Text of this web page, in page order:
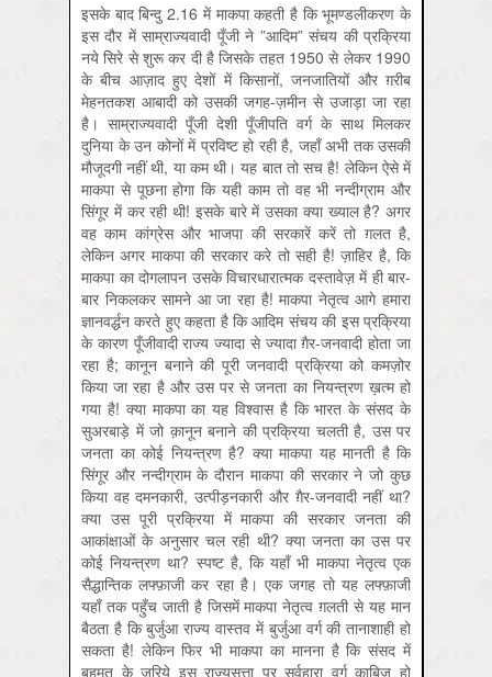
इसके बाद बिन्दु 2.16 में माकपा कहती है कि भूमण्डलीकरण के
इस दौर में साम्राज्यवादी पूँजी ने ”आदिम” संचय की प्रक्रिया
नये सिरे से शुरू कर दी है जिसके तहत 1950 से लेकर 1990
के बीच आज़ाद हुए देशों में किसानों, जनजातियों और ग़रीब
मेहनतकश आबादी को उसकी जगह-ज़मीन से उजाड़ा जा रहा
है। साम्राज्यवादी पूँजी देशी पूँजीपति वर्ग के साथ मिलकर
दुनिया के उन कोनों में प्रविष्ट हो रही है, जहाँ अभी तक उसकी
मौजूदगी नहीं थी, या कम थी। यह बात तो सच है! लेकिन ऐसे में
माकपा से पूछना होगा कि यही काम तो वह भी नन्दीग्राम और
सिंगूर में कर रही थी! इसके बारे में उसका क्या ख्याल है? अगर
वह काम कांग्रेस और भाजपा की सरकारें करें तो ग़लत है,
लेकिन अगर माकपा की सरकार करे तो सही है! ज़ाहिर है, कि
माकपा का दोगलापन उसके विचारधारात्मक दस्तावेज़ में ही बार-
बार निकलकर सामने आ जा रहा है! माकपा नेतृत्व आगे हमारा
ज्ञानवर्द्धन करते हुए कहता है कि आदिम संचय की इस प्रक्रिया
के कारण पूँजीवादी राज्य ज्यादा से ज्यादा ग़ैर-जनवादी होता जा
रहा है; कानून बनाने की पूरी जनवादी प्रक्रिया को कमज़ोर
किया जा रहा है और उस पर से जनता का नियन्त्रण ख़त्म हो
गया है! क्या माकपा का यह विश्वास है कि भारत के संसद के
सुअरबाड़े में जो क़ानून बनाने की प्रक्रिया चलती है, उस पर
जनता का कोई नियन्त्रण है? क्या माकपा यह मानती है कि
सिंगूर और नन्दीग्राम के दौरान माकपा की सरकार ने जो कुछ
किया वह दमनकारी, उत्पीड़नकारी और ग़ैर-जनवादी नहीं था?
क्या उस पूरी प्रक्रिया में माकपा की सरकार जनता की
आकांक्षाओं के अनुसार चल रही थी? क्या जनता का उस पर
कोई नियन्त्रण था? स्पष्ट है, कि यहाँ भी माकपा नेतृत्व एक
सैद्धान्तिक लफ्फ़ाजी कर रहा है। एक जगह तो यह लफ्फ़ाजी
यहाँ तक पहुँच जाती है जिसमें माकपा नेतृत्व ग़लती से यह मान
बैठता है कि बुर्जुआ राज्य वास्तव में बुर्जुआ वर्ग की तानाशाही हो
सकता है! लेकिन फिर भी माकपा का मानना है कि संसद में
बहुमत के जरिये इस राज्यसत्ता पर सर्वहारा वर्ग काबिज़ हो